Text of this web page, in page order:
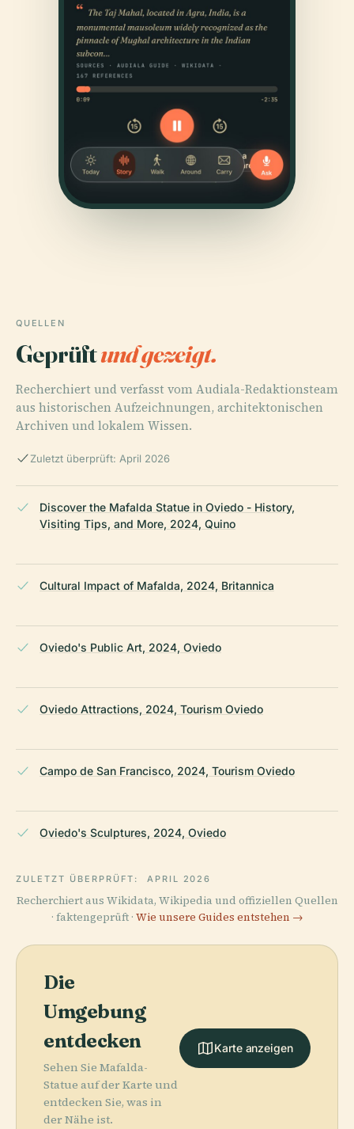
QUELLEN
Geprüftund gezeigt.
Recherchiert und verfasst vom Audiala-Redaktionsteam
aus historischen Aufzeichnungen, architektonischen
Archiven und lokalem Wissen.
Zuletzt überprüft: April 2026
Discover the Mafalda Statue in Oviedo - History,
Visiting Tips, and More, 2024, Quino
Cultural Impact of Mafalda, 2024, Britannica
Oviedo's Public Art, 2024, Oviedo
Oviedo Attractions, 2024, Tourism Oviedo
Campo de San Francisco, 2024, Tourism Oviedo
Oviedo's Sculptures, 2024, Oviedo
ZULETZT ÜBERPRÜFT: APRIL 2026
Recherchiert aus Wikidata, Wikipedia und offiziellen Quellen
· faktengeprüft · Wie unsere Guides entstehen →
Die
Umgebung
entdecken
Sehen Sie Mafalda-
Statue auf der Karte und
entdecken Sie, was in
der Nähe ist.
Karte anzeigen